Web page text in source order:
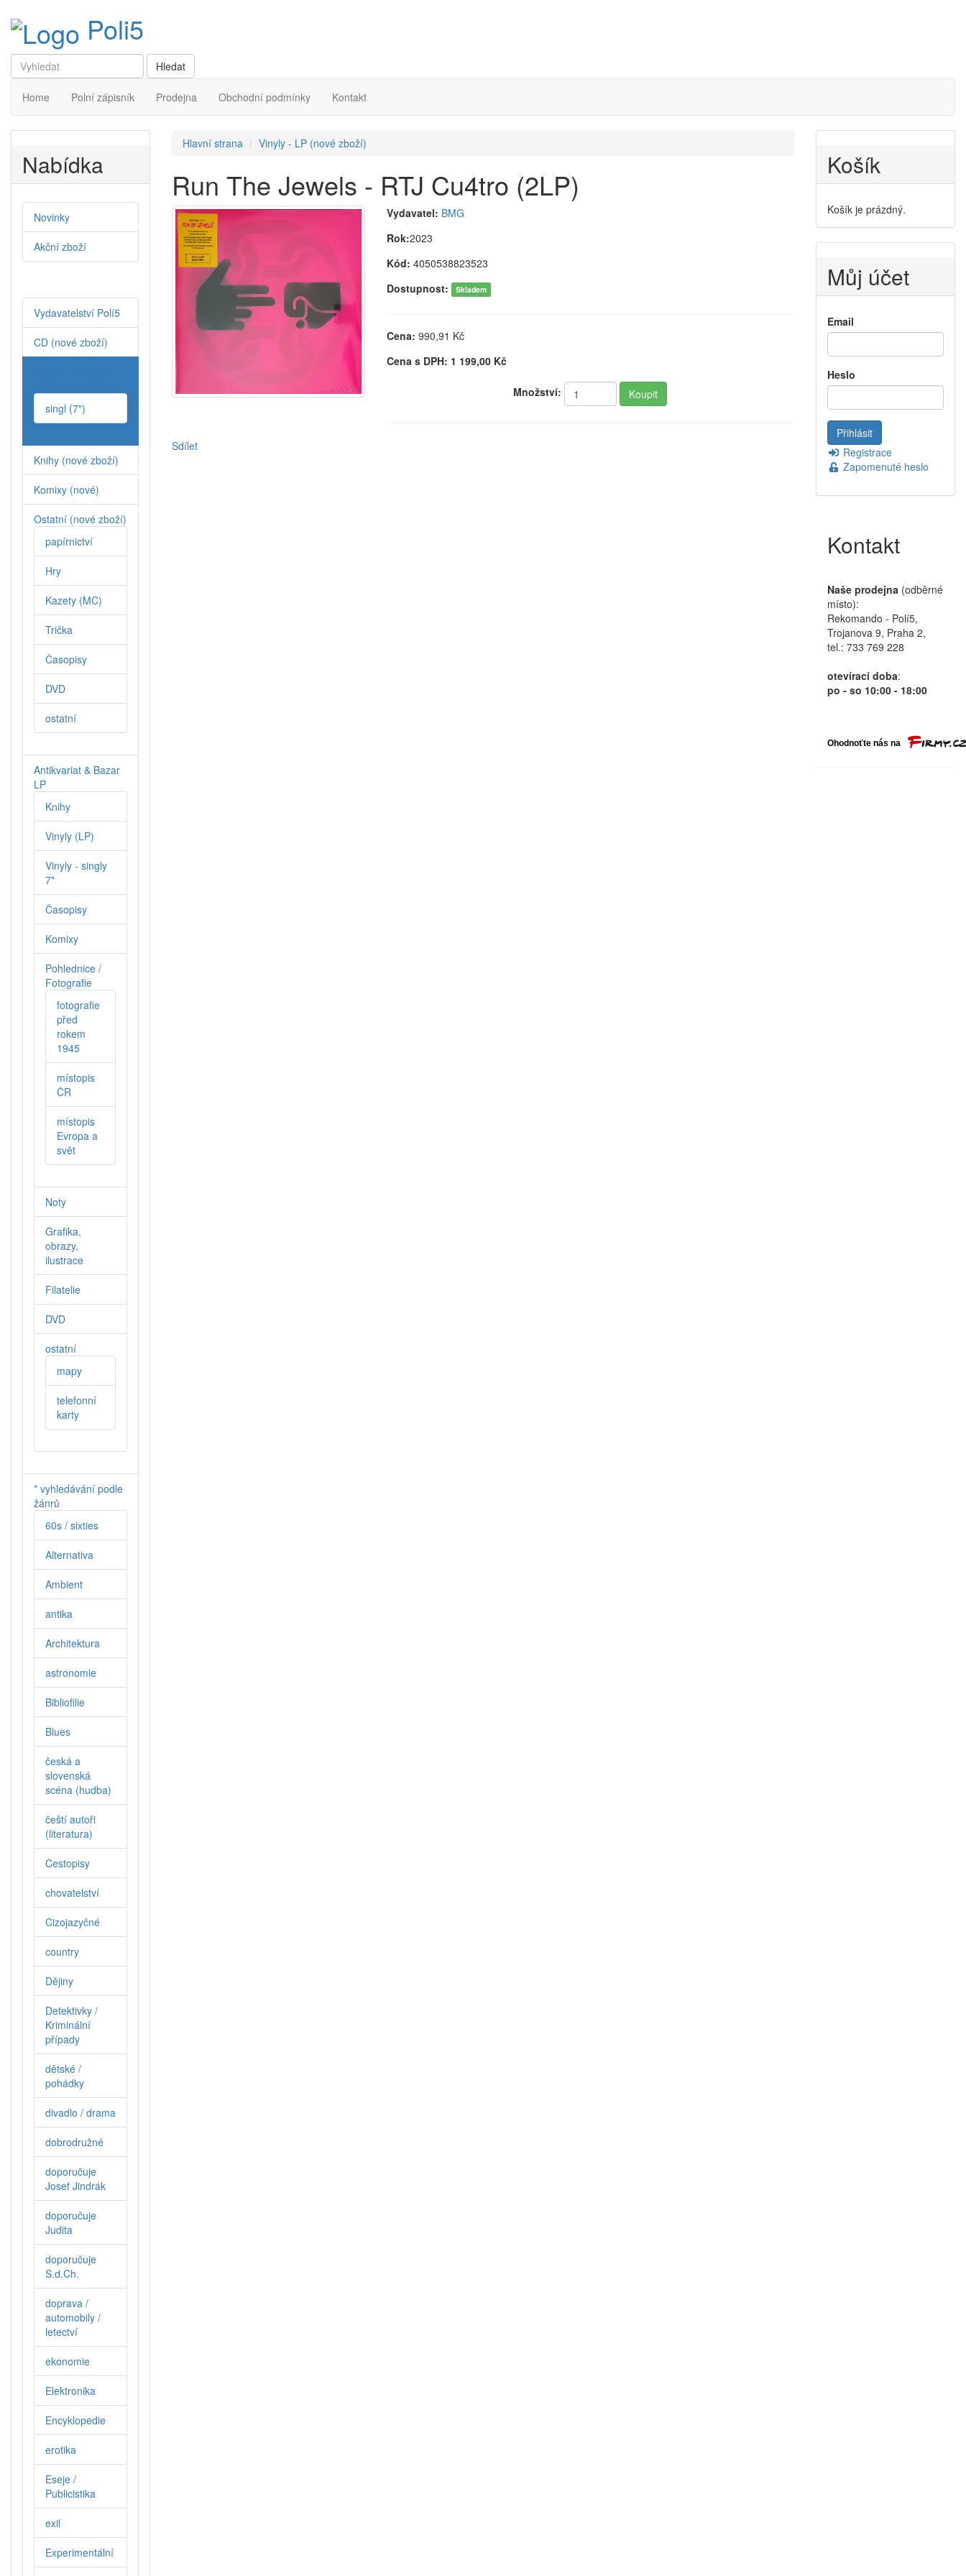
Poli5
Home Polní zápisník Prodejna Obchodní podmínky Kontakt
Hlavní strana Vinyly - LP (nové zboží)
Run The Jewels - RTJ Cu4tro (2LP)
Vydavatel: BMG
Rok:2023
Kód: 4050538823523
Dostupnost:
Skladem
Cena: 990,91 Kč
Cena s DPH: 1 199,00Kč
Množství:
Sdílet
Nabídka
Novinky
Akční zboží
Vydavatelství Polí5
CD (nové zboží)
singl (7")
Knihy (nové zboží)
Komixy (nové)
Ostatní (nové zboží)
papírnictví
Hry
Kazety (MC)
Trička
Časopisy
DVD
ostatní
Antikvariat & Bazar
LP
Knihy
Vinyly (LP)
Vinyly - singly
7"
Časopisy
Komixy
Pohlednice /
Fotografie
fotografie
před
rokem
1945
místopis
ČR
místopis
Evropa a
svět
Noty
Grafika,
obrazy,
ilustrace
Filatelie
DVD
ostatní
mapy
telefonní
karty
* vyhledávání podle
žánrů
60s / sixties
Alternativa
Ambient
antika
Architektura
astronomie
Bibliofilie
Blues
česká a
slovenská
scéna (hudba)
čeští autoři
(literatura)
Cestopisy
chovatelství
Cizojazyčné
country
Dějiny
Detektivky /
Kriminální
případy
dětské /
pohádky
divadlo / drama
dobrodružné
doporučuje
Josef Jindrák
doporučuje
Judita
doporučuje
S.d.Ch.
doprava /
automobily /
letectví
ekonomie
Elektronika
Encyklopedie
erotika
Eseje /
Publicistika
exil
Experimentální
Košík
Košík je prázdný.
Můj účet
Email
Heslo
Registrace
Zapomenuté heslo
Kontakt
Naše prodejna (odběrné
místo):
Rekomando - Polí5,
Trojanova 9, Praha 2,
tel.: 733 769 228
otevírací doba:
po - so 10:00 - 18:00